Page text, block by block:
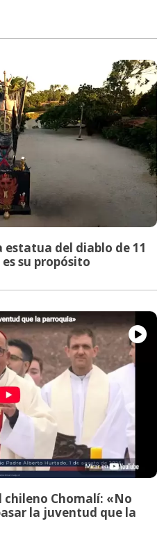
del diablo de 11
su propósito
chileno Chomalí: «No
la juventud que la